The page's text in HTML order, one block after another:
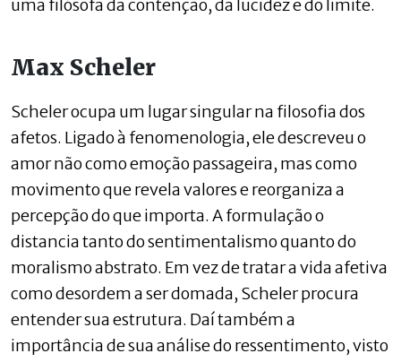
uma filósofa da contenção, da lucidez e do limite.
Max Scheler
Scheler ocupa um lugar singular na filosofia dos
afetos. Ligado à fenomenologia, ele descreveu o
amor não como emoção passageira, mas como
movimento que revela valores e reorganiza a
percepção do que importa. A formulação o
distancia tanto do sentimentalismo quanto do
moralismo abstrato. Em vez de tratar a vida afetiva
como desordem a ser domada, Scheler procura
entender sua estrutura. Daí também a
importância de sua análise do ressentimento, visto